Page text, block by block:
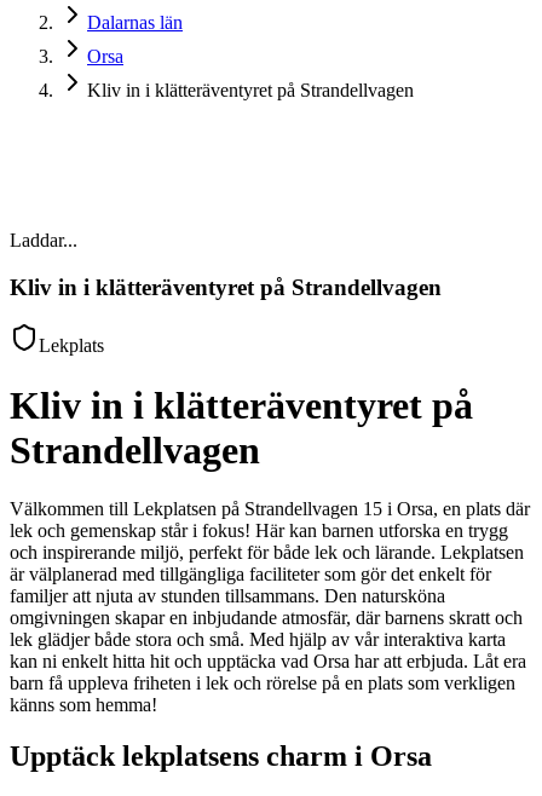
Dalarnas län
Orsa
Kliv in i klätteräventyret på Strandellvagen
Laddar...
Kliv in i klätteräventyret på Strandellvagen
Lekplats
Kliv in i klätteräventyret på
Strandellvagen
Välkommen till Lekplatsen på Strandellvagen 15 i Orsa, en plats där
lek och gemenskap står i fokus! Här kan barnen utforska en trygg
och inspirerande miljö, perfekt för både lek och lärande. Lekplatsen
är välplanerad med tillgängliga faciliteter som gör det enkelt för
familjer att njuta av stunden tillsammans. Den natursköna
omgivningen skapar en inbjudande atmosfär, där barnens skratt och
lek glädjer både stora och små. Med hjälp av vår interaktiva karta
kan ni enkelt hitta hit och upptäcka vad Orsa har att erbjuda. Låt era
barn få uppleva friheten i lek och rörelse på en plats som verkligen
känns som hemma!
Upptäck lekplatsens charm i Orsa